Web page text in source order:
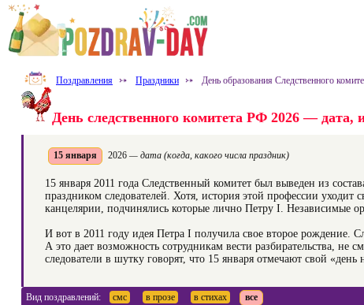
Поздравления ⤐ Праздники ⤐ День образования Следственного
День следственного комитета РФ 2026 — дата,
15 января 2026 — дата (когда, какого числа праздник)
15 января 2011 года Следственный комитет был выведен из
праздником следователей. Хотя, история этой профессии
канцелярии, подчинялись которые лично Петру I. Независимые
И вот в 2011 году идея Петра I получила свое второе рождение.
А это дает возможность сотрудникам вести разбирательства, не
следователи в шутку говорят, что 15 января отмечают свой «день
Вид поздравлений: смс в прозе в стихах все